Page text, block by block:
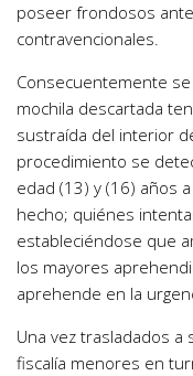
poseer frondosos
contravencionales.
Consecuentemente
mochila descartada
sustraída del interior
procedimiento se
edad (13) y (16) años
hecho; quiénes
estableciéndose que
los mayores
aprehende en la
Una vez trasladados a
fiscalía menores en